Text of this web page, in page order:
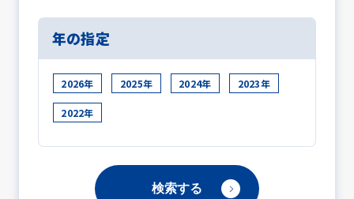
年の指定
2026年 2025年 2024年 2023年
2022年